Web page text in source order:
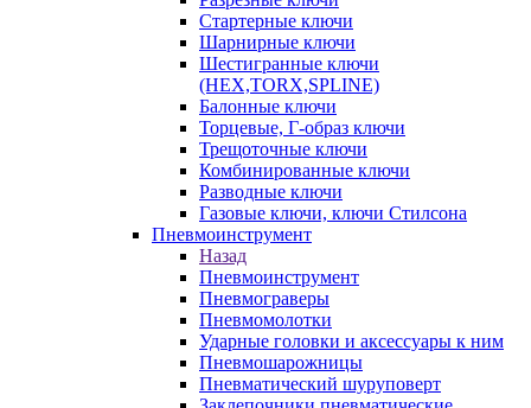
Стартерные ключи
Шарнирные ключи
Шестигранные ключи
(HEX,TORX,SPLINE)
Балонные ключи
Торцевые, Г-образ ключи
Трещоточные ключи
Комбинированные ключи
Разводные ключи
Газовые ключи, ключи Стилсона
Пневмоинструмент
Назад
Пневмоинструмент
Пневмограверы
Пневмомолотки
Ударные головки и аксессуары к ним
Пневмошарожницы
Пневматический шуруповерт